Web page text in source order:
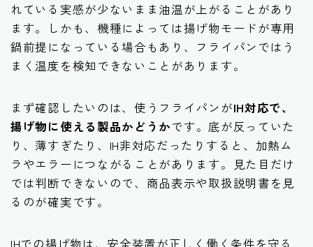
れている実感が少ないまま油温が上がることがあり
ます。しかも、機種によっては揚げ物モードが専用
鍋前提になっている場合もあり、フライパンではう
まく温度を検知できないことがあります。
まず確認したいのは、使うフライパンがIH対応で、
揚げ物に使える製品かどうかです。底が反っていた
り、薄すぎたり、IH非対応だったりすると、加熱ム
ラやエラーにつながることがあります。見た目だけ
では判断できないので、商品表示や取扱説明書を見
るのが確実です。